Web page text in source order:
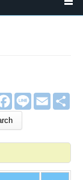
F
a
e
o
k
L
E
m